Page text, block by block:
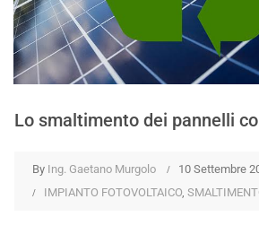
Lo smaltimento dei pannelli
By Ing. Gaetano Murgolo 10 Settembre
IMPIANTO FOTOVOLTAICO,